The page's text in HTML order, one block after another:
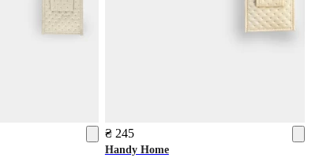
₴ 245
Handy Home